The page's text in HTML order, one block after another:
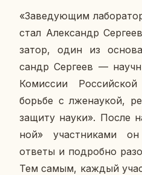
«За­ве­ду­ю­щим
стал Алек­сандр
за­тор, один из
сандр Сер­ге­ев —
Ко­мис­сии
борьбе с лже­на­у­кой,
защиту науки». После
ной» участ­ни­ка­ми
ответы и по­дроб­но
Тем самым, каждый